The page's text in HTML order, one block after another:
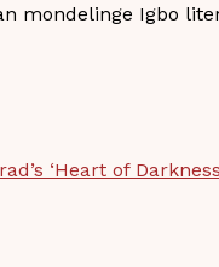
mondelinge Igbo
‘Heart of